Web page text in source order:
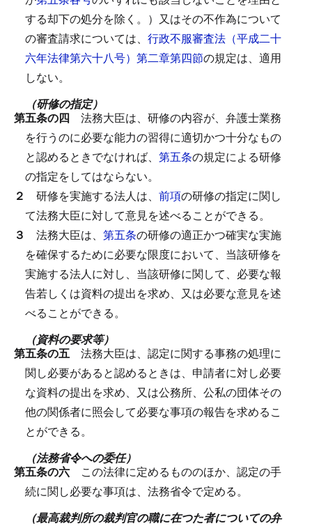
する却下の処分を除く。）又はその不作為について
の審査請求については、 行政不服審査法（平成二十
六年法律第六十八号）第二章第四節の規定は、適用
しない。
（研修の指定）
第五条の四 法務大臣は、研修の内容が、弁護士業務
を行うのに必要な能力の習得に適切かつ十分なもの
と認めるときでなければ、 第五条の規定による研修
の指定をしてはならない。
２ 研修を実施する法人は、 前項の研修の指定に関し
て法務大臣に対して意見を述べることができる。
３ 法務大臣は、 第五条の研修の適正かつ確実な実施
を確保するために必要な限度において、当該研修を
実施する法人に対し、当該研修に関して、必要な報
告若しくは資料の提出を求め、又は必要な意見を述
べることができる。
（資料の要求等）
第五条の五 法務大臣は、認定に関する事務の処理に
関し必要があると認めるときは、申請者に対し必要
な資料の提出を求め、又は公務所、公私の団体その
他の関係者に照会して必要な事項の報告を求めるこ
とができる。
（法務省令への委任）
第五条の六 この法律に定めるもののほか、認定の手
続に関し必要な事項は、法務省令で定める。
（最高裁判所の裁判官の職に在つた者についての弁